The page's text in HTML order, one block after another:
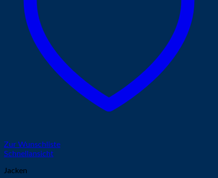
Zur Wunschliste
Schnellansicht
Jacken